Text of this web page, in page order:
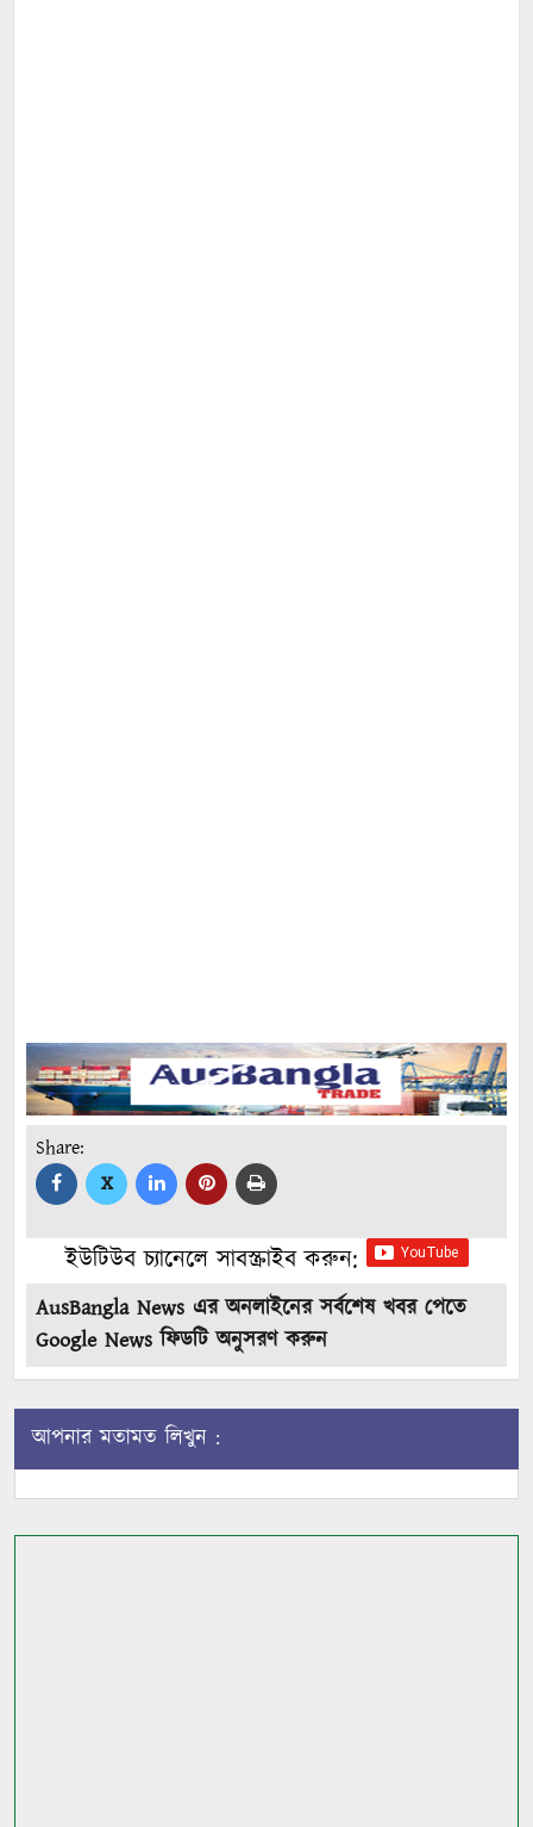
Share:
X
ইউটিউব চ্যানেলে সাবস্ক্রাইব করুন:
AusBangla News এর অনলাইনের সর্বশেষ খবর পেতে
Google News ফিডটি অনুসরণ করুন
আপনার মতামত লিখুন :